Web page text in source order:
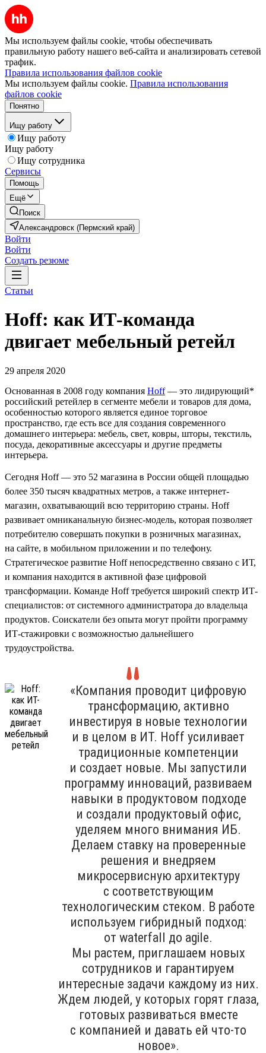
Мы используем файлы cookie, чтобы обеспечивать
правильную работу нашего веб-сайта и анализировать сетевой
трафик.
Правила использования файлов cookie
Мы используем файлы cookie. Правила использования
файлов cookie
Понятно
Ищу работу
Ищу работу
Ищу работу
Ищу сотрудника
Сервисы
Помощь
Ещё
Поиск
Александровск (Пермский край)
Войти
Войти
Создать резюме
Статьи
Hoff: как ИТ-команда
двигает мебельный ретейл
29 апреля 2020
Основанная в 2008 году компания Hoff— это лидирующий*
российский ретейлер в сегменте мебели и товаров для дома,
особенностью которого является единое торговое
пространство, где есть все для создания современного
домашнего интерьера: мебель, свет, ковры, шторы, текстиль,
посуда, декоративные аксессуары и другие предметы
интерьера.
Сегодня Hoff — это 52 магазина в России общей площадью
более 350 тысяч квадратных метров, а также интернет-
магазин, охватывающий всю территорию страны. Hoff
развивает омниканальную бизнес-модель, которая позволяет
потребителю совершать покупки в розничных магазинах,
на сайте, в мобильном приложении и по телефону.
Стратегическое развитие Hoff непосредственно связано с ИТ,
и компания находится в активной фазе цифровой
трансформации. Команде Hoff требуется широкий спектр ИТ-
специалистов: от системного администратора до владельца
продуктов. Соискатели без опыта могут пройти программу
ИТ-стажировки с возможностью дальнейшего
трудоустройства.
«Компания проводит цифровую
трансформацию, активно
инвестируя в новые технологии
и в целом в ИТ. Hoff усиливает
традиционные компетенции
и создает новые. Мы запустили
программу инноваций, развиваем
навыки в продуктовом подходе
и создали продуктовый офис,
уделяем много внимания ИБ.
Делаем ставку на проверенные
решения и внедряем
микросервисную архитектуру
с соответствующим
технологическим стеком. В работе
используем гибридный подход:
от waterfall до agile.
Мы растем, приглашаем новых
сотрудников и гарантируем
интересные задачи каждому из них.
Ждем людей, у которых горят глаза,
готовых развиваться вместе
с компанией и давать ей что-то
новое».